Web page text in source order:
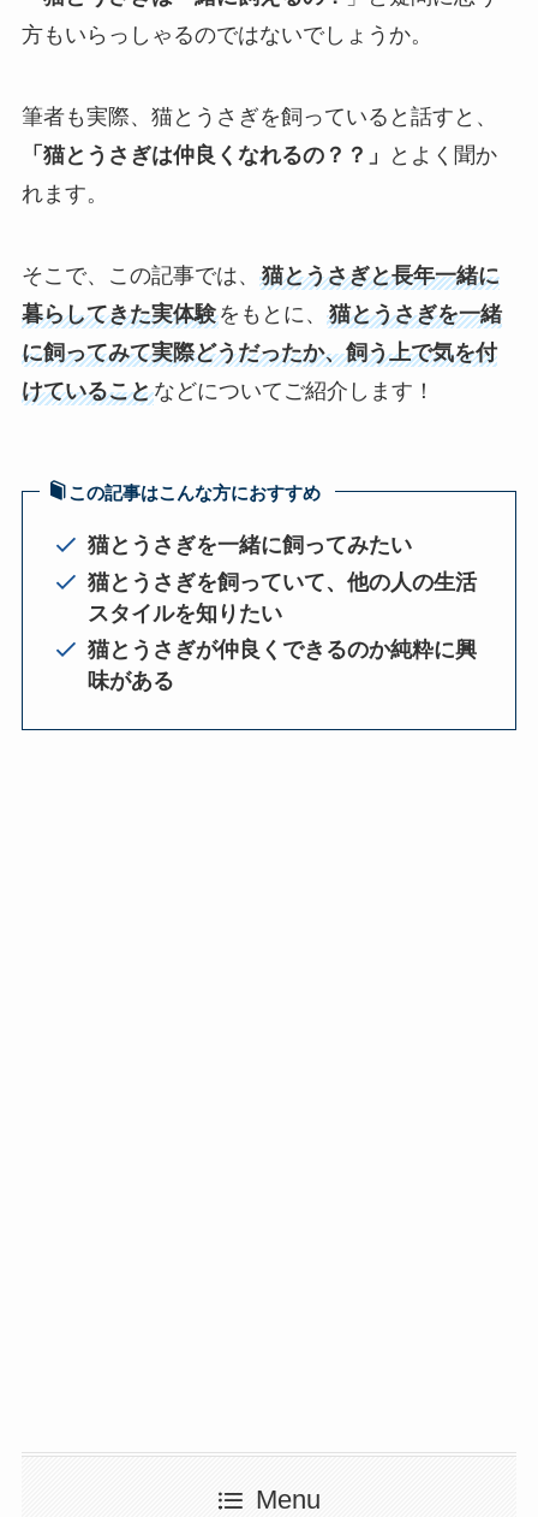
方もいらっしゃるのではないでしょうか。
筆者も実際、猫とうさぎを飼っていると話すと、
「猫とうさぎは仲良くなれるの？？」
とよく聞か
れます。
そこで、この記事では、 猫とうさぎと長年一緒に
暮らしてきた実体験をもとに、 猫とうさぎを一緒
に飼ってみて実際どうだったか、飼う上で気を付
けていることなどについてご紹介します！
この記事はこんな方におすすめ
猫とうさぎを一緒に飼ってみたい
猫とうさぎを飼っていて、他の人の生活
スタイルを知りたい
猫とうさぎが仲良くできるのか純粋に興
味がある
Menu